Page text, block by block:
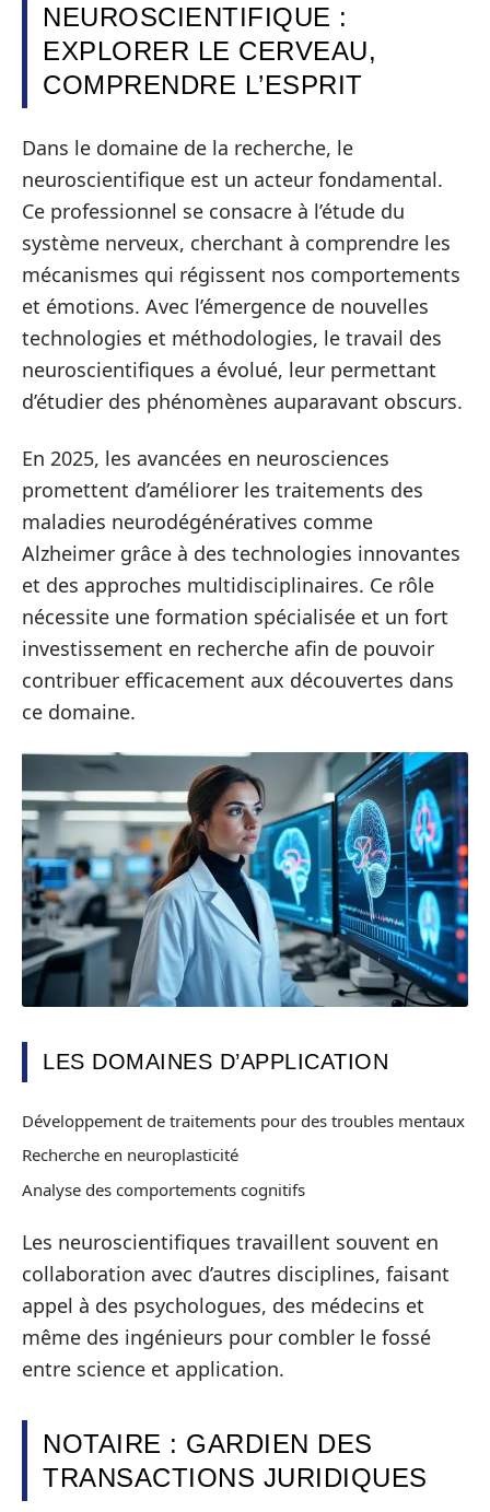
NEUROSCIENTIFIQUE :
EXPLORER LE CERVEAU,
COMPRENDRE L’ESPRIT
Dans le domaine de la recherche, le
neuroscientifique est un acteur fondamental.
Ce professionnel se consacre à l’étude du
système nerveux, cherchant à comprendre les
mécanismes qui régissent nos comportements
et émotions. Avec l’émergence de nouvelles
technologies et méthodologies, le travail des
neuroscientifiques a évolué, leur permettant
d’étudier des phénomènes auparavant obscurs.
En 2025, les avancées en neurosciences
promettent d’améliorer les traitements des
maladies neurodégénératives comme
Alzheimer grâce à des technologies innovantes
et des approches multidisciplinaires. Ce rôle
nécessite une formation spécialisée et un fort
investissement en recherche afin de pouvoir
contribuer efficacement aux découvertes dans
ce domaine.
LES DOMAINES D’APPLICATION
Développement de traitements pour des troubles mentaux
Recherche en neuroplasticité
Analyse des comportements cognitifs
Les neuroscientifiques travaillent souvent en
collaboration avec d’autres disciplines, faisant
appel à des psychologues, des médecins et
même des ingénieurs pour combler le fossé
entre science et application.
NOTAIRE : GARDIEN DES
TRANSACTIONS JURIDIQUES